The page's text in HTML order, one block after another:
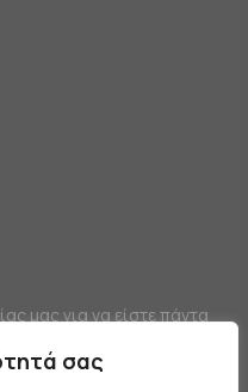
σας
μας για να είστε πάντα